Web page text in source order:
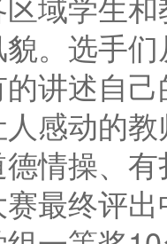
。选手
讲述自
人感动的
情操、
最终评